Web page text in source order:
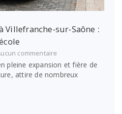
Villefranche-sur-Saône :
commentaire
Permis
de
conduire
pleine expansion et fière de
attire de nombreux